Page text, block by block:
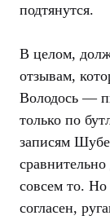
подтянутся.
В целом,
отзывам,
Володось —
только по
записям
совсем то.
согласен,